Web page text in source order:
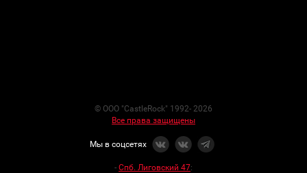
© ООО "CastleRock" 1992- 2026
Все права защищены
Мы в соцсетях
- Спб. Лиговский 47: